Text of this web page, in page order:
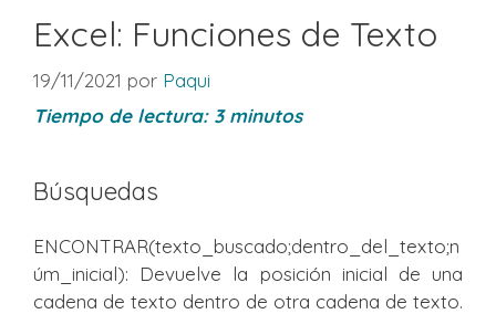
Excel: Funciones de Texto
19/11/2021 por Paqui
Tiempo de lectura: 3 minutos
Búsquedas
ENCONTRAR(texto_buscado;dentro_del_texto;n
úm_inicial): Devuelve la posición inicial de una
cadena de texto dentro de otra cadena de texto.